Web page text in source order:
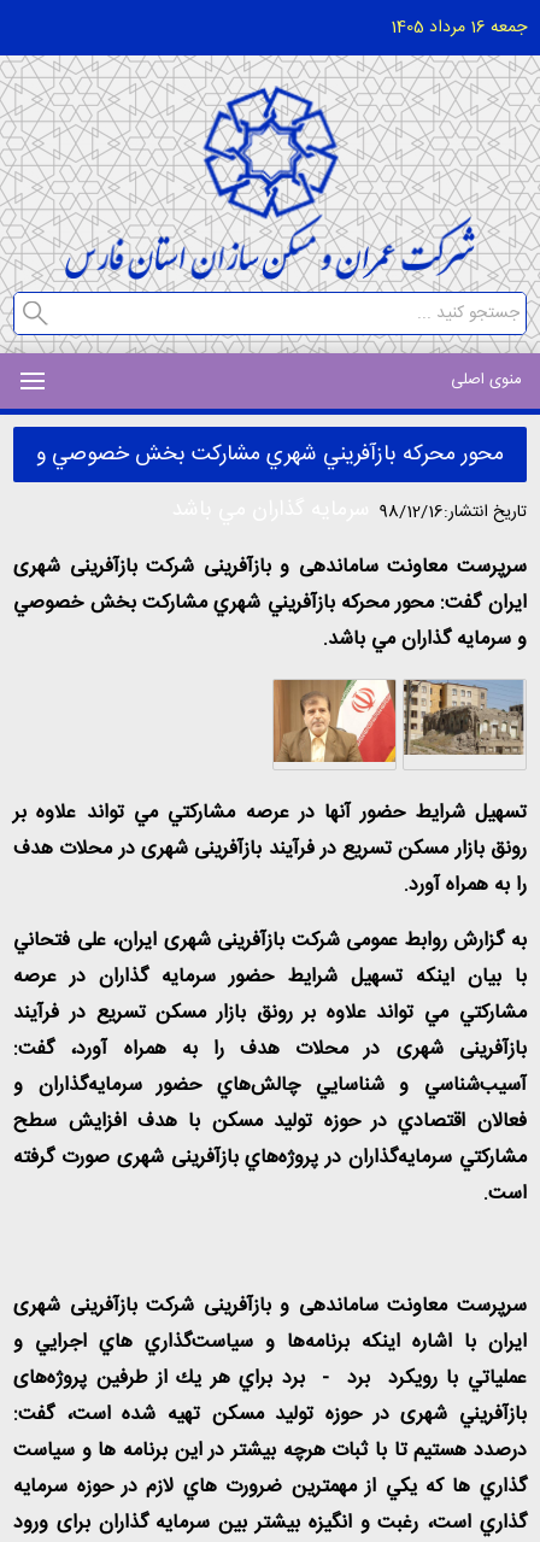
جمعه 16 مرداد 1405
منوی اصلی
محور محركه بازآفريني شهري مشاركت بخش خصوصي و
تاریخ انتشار:98/12/16
سرپرست معاونت ساماندهی و بازآفرینی شرکت بازآفرینی شهری
ایران گفت: محور محركه بازآفريني شهري مشاركت بخش خصوصي
و سرمایه گذاران مي باشد.
تسهيل شرايط حضور آنها در عرصه مشاركتي مي تواند علاوه بر
رونق بازار مسكن تسریع در فرآیند بازآفرینی شهری در محلات هدف
را به همراه آورد.
به گزارش روابط عمومی شرکت بازآفرینی شهری ایران، علی فتحاني
با بیان اینکه تسهيل شرايط حضور سرمایه گذاران در عرصه
مشاركتي مي تواند علاوه بر رونق بازار مسكن تسریع در فرآیند
بازآفرینی شهری در محلات هدف را به همراه آورد، گفت:
آسيب‌شناسي و شناسايي چالش‌هاي حضور سرمايه‌گذاران و
فعالان اقتصادي در حوزه تولید مسكن با هدف افزايش سطح
مشاركتي سرمايه‌گذاران در پروژه‌هاي بازآفرینی شهری صورت گرفته
است.
سرپرست معاونت ساماندهی و بازآفرینی شرکت بازآفرینی شهری
ایران با اشاره اینکه برنامه‌ها و سياست‌گذاري هاي اجرايي و
عملياتي با رويكرد برد - برد براي هر يك از طرفين پروژه‌های
بازآفريني شهری در حوزه تولید مسکن تهيه شده است، گفت:
درصدد هستيم تا با ثبات هرچه بيشتر در اين برنامه ها و سياست
گذاري ها كه يكي از مهمترين ضرورت هاي لازم در حوزه سرمايه
گذاري است، رغبت و انگیزه بیشتر بین سرمايه گذاران برای ورود